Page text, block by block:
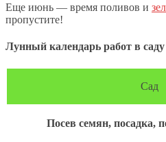
Еще июнь — время поливов и
пропустите!
Лунный календарь работ в саду
Сад
Посев семян, посадка,